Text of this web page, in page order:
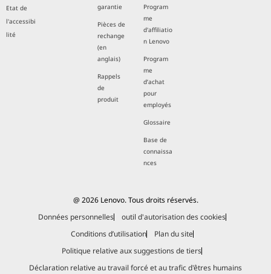
Etat de
l'accessibi
lité
garantie
Pièces de
rechange
(en
anglais)
Rappels
de
produit
Program
me
d'affiliatio
n Lenovo
Program
me
d’achat
pour
employés
Glossaire
Base de
connaissa
nces
@ 2026 Lenovo. Tous droits réservés.
Données personnelles
outil d'autorisation des cookies
Conditions d’utilisation
Plan du site
Politique relative aux suggestions de tiers
Déclaration relative au travail forcé et au trafic d'êtres humains